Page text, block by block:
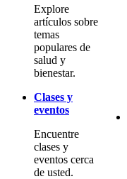
Explore
artículos sobre
temas
populares de
salud y
bienestar.
Clases y
eventos
Encuentre
clases y
eventos cerca
de usted.